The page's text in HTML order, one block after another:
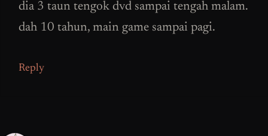
dia 3 taun tengok dvd sampai tengah malam.
dah 10 tahun, main game sampai pagi.
Reply